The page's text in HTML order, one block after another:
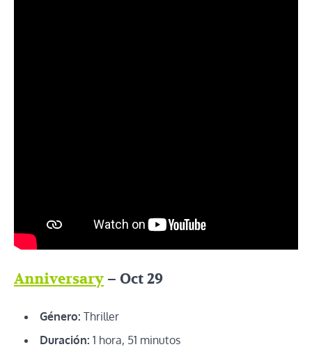
Anniversary – Oct 29
Género: Thriller
Duración: 1 hora, 51 minutos